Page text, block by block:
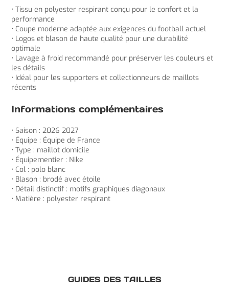
• Tissu en polyester respirant conçu pour le confort et la
performance
• Coupe moderne adaptée aux exigences du football actuel
• Logos et blason de haute qualité pour une durabilité
optimale
• Lavage à froid recommandé pour préserver les couleurs et
les détails
• Idéal pour les supporters et collectionneurs de maillots
récents
Informations complémentaires
• Saison : 2026 2027
• Équipe : Équipe de France
• Type : maillot domicile
• Équipementier : Nike
• Col : polo blanc
• Blason : brodé avec étoile
• Détail distinctif : motifs graphiques diagonaux
• Matière : polyester respirant
GUIDES DES TAILLES